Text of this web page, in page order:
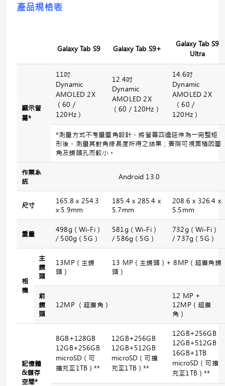
產品規格表
Galaxy Tab S9 Galaxy Tab S9+
Galaxy Tab S9
Ultra
顯示螢
幕*
11吋
Dynamic
AMOLED 2X
（60／
120Hz）
12.4吋
Dynamic
AMOLED 2X
（60／120Hz）
14.6吋
Dynamic
AMOLED 2X
（60／
120Hz）
*測量方式不考量圓角設計，將螢幕四邊延伸為一完整矩
形後，測量其對角線長度所得之結果；實際可視面積因圓
角及鏡頭孔而較小。
作業系
統
Android 13.0
尺寸
165.8 x 254.3
x 5.9mm
185.4 x 285.4 x
5.7mm
208.6 x 326.4 x
5.5mm
重量
498g（Wi-Fi）
/ 500g（5G）
581g（Wi-Fi）
/ 586g（5G）
732g（Wi-Fi）
/ 737g（5G）
相
機
主
鏡
頭
13MP（主鏡
頭）
13 MP（主鏡頭）+ 8MP（超廣角鏡
頭）
前
鏡
頭
12MP （超廣角）
12 MP +
12MP（超廣
角）
記憶體
&儲存
空間*
8GB+128GB
12GB+256GB
microSD（可
擴充至1TB）**
12GB+256GB
12GB+512GB
microSD（可擴
充至1TB）**
12GB+256GB
12GB+512GB
16GB+1TB
microSD（可擴
充至1TB）**